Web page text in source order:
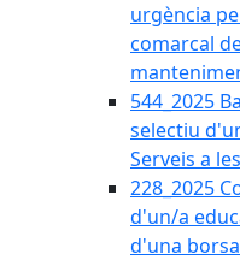
urgència
comarcal
544_2025
selectiu
Serveis a
228_2025
d'un/a
d'una